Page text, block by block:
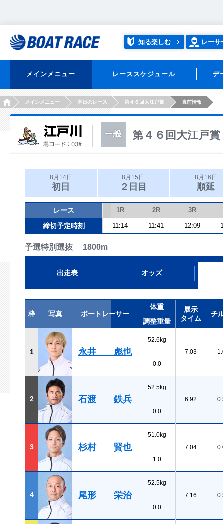
知る楽しむ レーサ
メインメニュー レーススケジュール デ
HOMEメインメニュー 本日のレース 第４６回大江戸賞 直前情報
第４６回大江戸賞
8月14日
初日
8月15日
２日目
8月16日
順延
レース 1R 2R 3R
締切予定時刻 11:14 11:41 12:09
予選特別選抜 1800m
出走表 オッズ
枠 写真 ボートレーサー
体重
展示
タイム
チ
調整重量
1 永井 彪也
52.6kg
7.03
0.0
2 石渡 鉄兵
52.5kg
6.92
0.0
3 杉村 賢也
51.0kg
7.04
1.0
4 尾形 栄治
52.5kg
7.16
0.0